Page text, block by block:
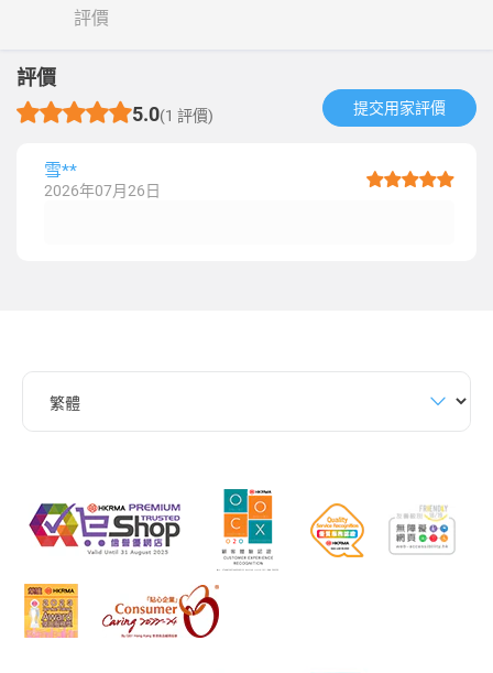
評價
評價
5.0(1 評價) 提交用家評價​
雪**
2026年07月26日